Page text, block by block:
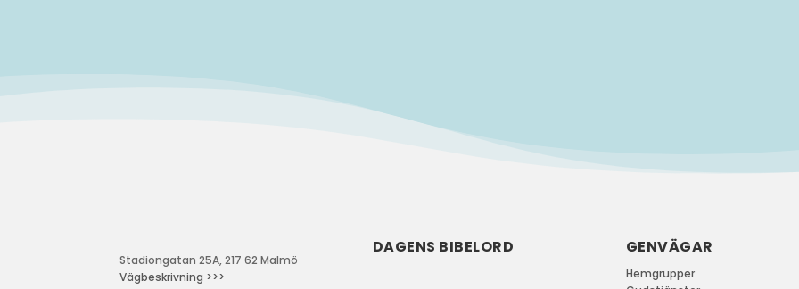
Stadiongatan 25A, 217 62 Malmö
Vägbeskrivning >>>
DAGENS BIBELORD GENVÄGAR
Hemgrupper